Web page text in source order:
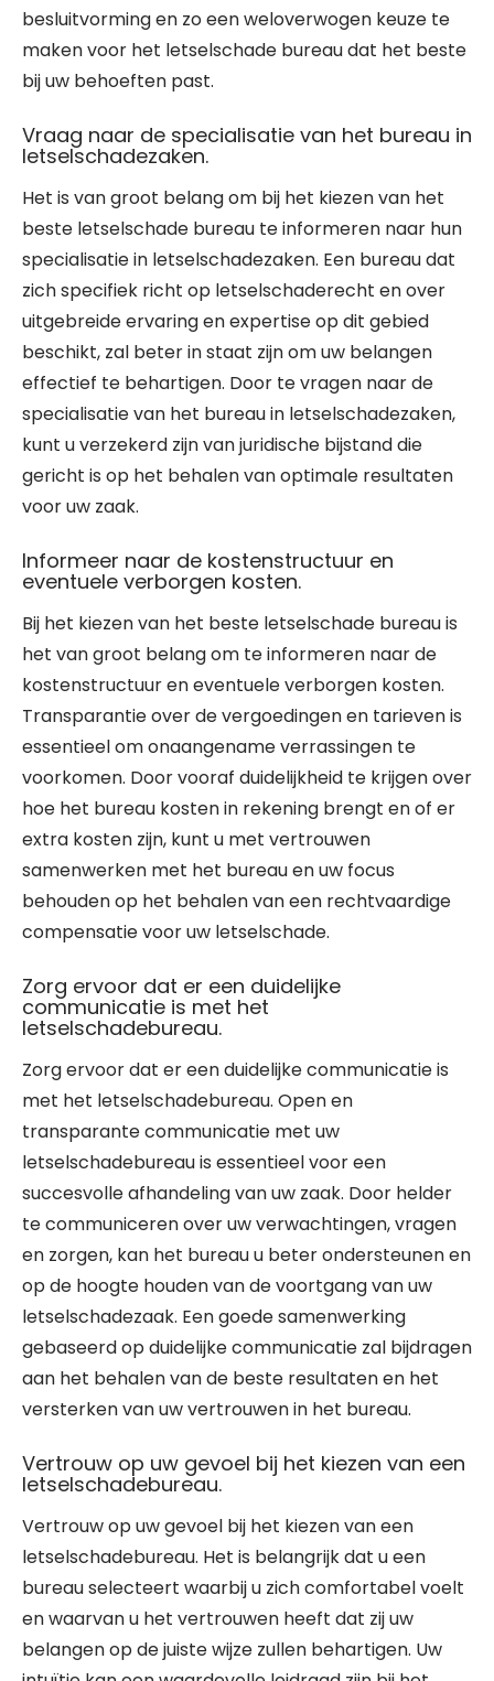
besluitvorming en zo een weloverwogen keuze te
maken voor het letselschade bureau dat het beste
bij uw behoeften past.
Vraag naar de specialisatie van het bureau in
letselschadezaken.
Het is van groot belang om bij het kiezen van het
beste letselschade bureau te informeren naar hun
specialisatie in letselschadezaken. Een bureau dat
zich specifiek richt op letselschaderecht en over
uitgebreide ervaring en expertise op dit gebied
beschikt, zal beter in staat zijn om uw belangen
effectief te behartigen. Door te vragen naar de
specialisatie van het bureau in letselschadezaken,
kunt u verzekerd zijn van juridische bijstand die
gericht is op het behalen van optimale resultaten
voor uw zaak.
Informeer naar de kostenstructuur en
eventuele verborgen kosten.
Bij het kiezen van het beste letselschade bureau is
het van groot belang om te informeren naar de
kostenstructuur en eventuele verborgen kosten.
Transparantie over de vergoedingen en tarieven is
essentieel om onaangename verrassingen te
voorkomen. Door vooraf duidelijkheid te krijgen over
hoe het bureau kosten in rekening brengt en of er
extra kosten zijn, kunt u met vertrouwen
samenwerken met het bureau en uw focus
behouden op het behalen van een rechtvaardige
compensatie voor uw letselschade.
Zorg ervoor dat er een duidelijke
communicatie is met het
letselschadebureau.
Zorg ervoor dat er een duidelijke communicatie is
met het letselschadebureau. Open en
transparante communicatie met uw
letselschadebureau is essentieel voor een
succesvolle afhandeling van uw zaak. Door helder
te communiceren over uw verwachtingen, vragen
en zorgen, kan het bureau u beter ondersteunen en
op de hoogte houden van de voortgang van uw
letselschadezaak. Een goede samenwerking
gebaseerd op duidelijke communicatie zal bijdragen
aan het behalen van de beste resultaten en het
versterken van uw vertrouwen in het bureau.
Vertrouw op uw gevoel bij het kiezen van een
letselschadebureau.
Vertrouw op uw gevoel bij het kiezen van een
letselschadebureau. Het is belangrijk dat u een
bureau selecteert waarbij u zich comfortabel voelt
en waarvan u het vertrouwen heeft dat zij uw
belangen op de juiste wijze zullen behartigen. Uw